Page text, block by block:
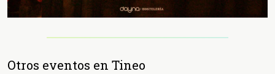
Otros eventos en Tineo